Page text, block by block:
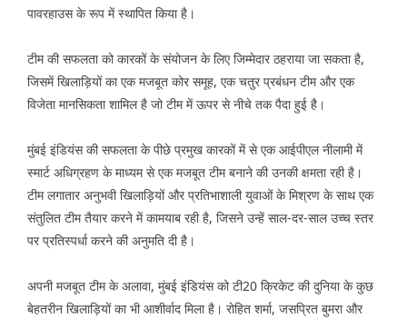
पावरहाउस के रूप में स्थापित किया है।
टीम की सफलता को कारकों के संयोजन के लिए जिम्मेदार ठहराया जा सकता है,
जिसमें खिलाड़ियों का एक मजबूत कोर समूह, एक चतुर प्रबंधन टीम और एक
विजेता मानसिकता शामिल है जो टीम में ऊपर से नीचे तक पैदा हुई है।
मुंबई इंडियंस की सफलता के पीछे प्रमुख कारकों में से एक आईपीएल नीलामी में
स्मार्ट अधिग्रहण के माध्यम से एक मजबूत टीम बनाने की उनकी क्षमता रही है।
टीम लगातार अनुभवी खिलाड़ियों और प्रतिभाशाली युवाओं के मिश्रण के साथ एक
संतुलित टीम तैयार करने में कामयाब रही है, जिसने उन्हें साल-दर-साल उच्च स्तर
पर प्रतिस्पर्धा करने की अनुमति दी है।
अपनी मजबूत टीम के अलावा, मुंबई इंडियंस को टी20 क्रिकेट की दुनिया के कुछ
बेहतरीन खिलाड़ियों का भी आशीर्वाद मिला है। रोहित शर्मा, जसप्रित बुमरा और